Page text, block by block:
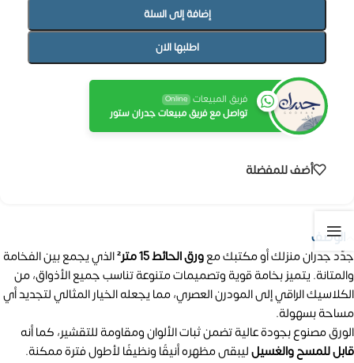
إضافة إلى السلة
اطلبها الان
فريق المبيعات Online
تواصل مع فريق مبيعات جدران ستور
أضف للمفضلة
الوصف
جدّد جدران منزلك أو مكتبك معورق الحائط 15 متر²
الذي يجمع بين الفخامة
والمتانة. يتميز بخامة قوية وتصميمات متنوعة تناسب جميع الأذواق، من
الكلاسيك الراقي إلى المودرن العصري، مما يجعله الخيار المثالي لتجديد أي
مساحة بسهولة.
الورق مصنوع بجودة عالية تضمن ثبات الألوان ومقاومة للتقشير، كما أنه
قابل للمسح والغسيلليبقى مظهره أنيقًا ونظيفًا لأطول فترة ممكنة.